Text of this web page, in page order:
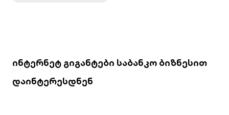
ინტერნეტ გიგანტები საბანკო ბიზნესით
დაინტერესდნენ